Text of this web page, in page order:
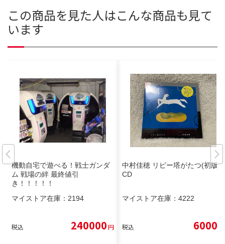
この商品を見た人はこんな商品も見て
います
機動自宅で遊べる！戦士ガンダ
ム 戦場の絆 最終値引
き！！！！！
マイストア在庫： 2194
税込 240000円
中村佳穂 リピー塔がたつ(初版)
CD
マイストア在庫： 4222
税込 6000